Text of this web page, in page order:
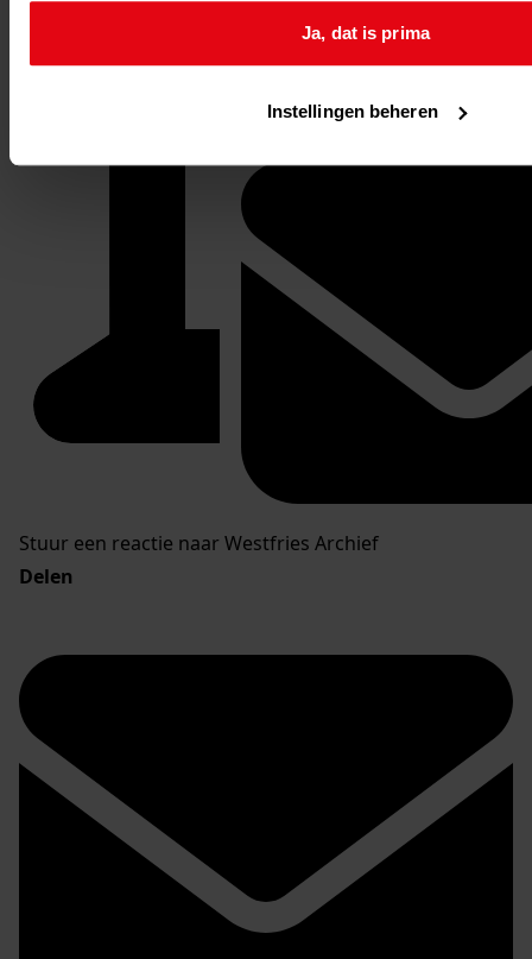
Ja, dat is prima
Instellingen beheren
Stuur een reactie naar Westfries Archief
Delen